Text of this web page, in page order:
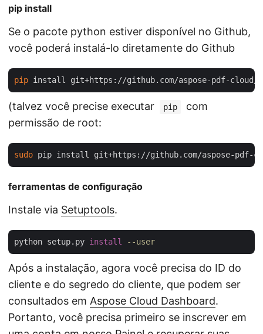
pip install
Se o pacote python estiver disponível no Github,
você poderá instalá-lo diretamente do Github
pip
(talvez você precise executar pip
com
permissão de root:
sudo
ferramentas de configuração
Instale via Setuptools.
python setup.py install --user
Após a instalação, agora você precisa do ID do
cliente e do segredo do cliente, que podem ser
consultados em Aspose Cloud Dashboard.
Portanto, você precisa primeiro se inscrever em